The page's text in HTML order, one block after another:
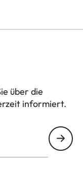
über die
informiert.